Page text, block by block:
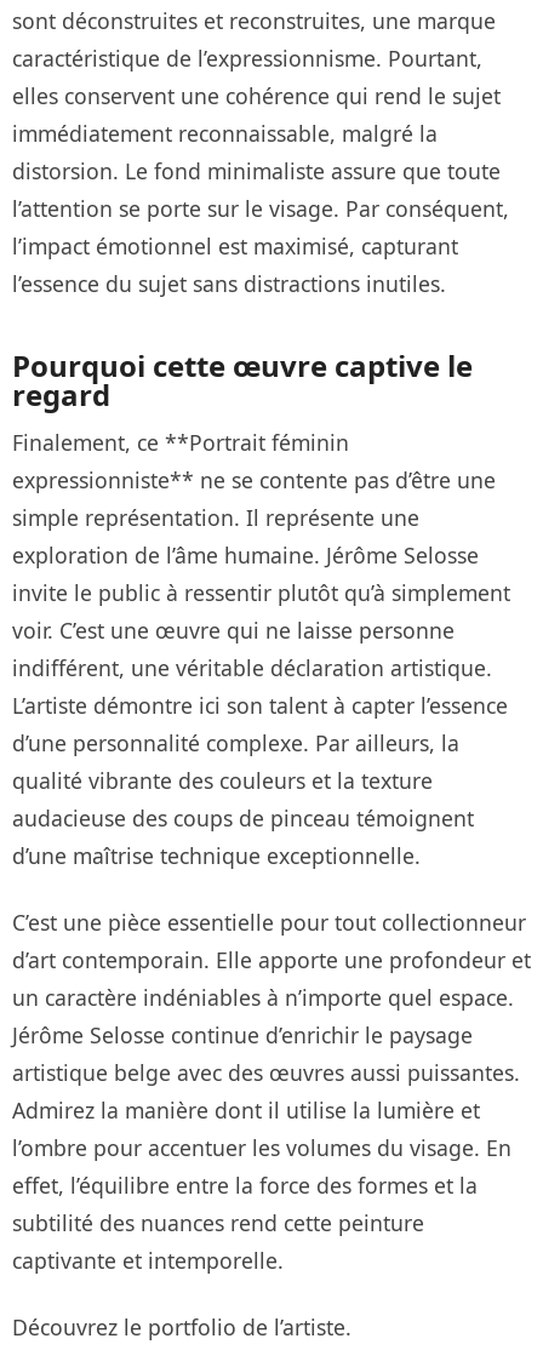
sont déconstruites et reconstruites, une marque
caractéristique de l’expressionnisme. Pourtant,
elles conservent une cohérence qui rend le sujet
immédiatement reconnaissable, malgré la
distorsion. Le fond minimaliste assure que toute
l’attention se porte sur le visage. Par conséquent,
l’impact émotionnel est maximisé, capturant
l’essence du sujet sans distractions inutiles.
Pourquoi cette œuvre captive le
regard
Finalement, ce **Portrait féminin
expressionniste** ne se contente pas d’être une
simple représentation. Il représente une
exploration de l’âme humaine. Jérôme Selosse
invite le public à ressentir plutôt qu’à simplement
voir. C’est une œuvre qui ne laisse personne
indifférent, une véritable déclaration artistique.
L’artiste démontre ici son talent à capter l’essence
d’une personnalité complexe. Par ailleurs, la
qualité vibrante des couleurs et la texture
audacieuse des coups de pinceau témoignent
d’une maîtrise technique exceptionnelle.
C’est une pièce essentielle pour tout collectionneur
d’art contemporain. Elle apporte une profondeur et
un caractère indéniables à n’importe quel espace.
Jérôme Selosse continue d’enrichir le paysage
artistique belge avec des œuvres aussi puissantes.
Admirez la manière dont il utilise la lumière et
l’ombre pour accentuer les volumes du visage. En
effet, l’équilibre entre la force des formes et la
subtilité des nuances rend cette peinture
captivante et intemporelle.
Découvrez le portfolio de l’artiste.